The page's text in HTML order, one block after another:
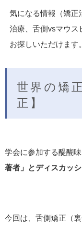
気になる情報（矯正
治療、舌側vsマウス
お探しいただけます。
世界の矯
正】
学会に参加する醍醐
著者」とディスカッ
今回は、舌側矯正（